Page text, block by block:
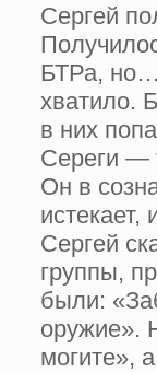
Сергей
БТРа,
хватило.
в них
Сере­ги —
Он в
Сергей
группы,
были:
оружие».
могите»,